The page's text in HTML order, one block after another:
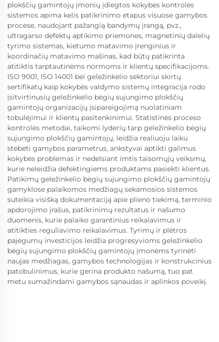
plokščių gamintojų įmonių įdiegtos kokybės kontrolės
sistemos apima kelis patikrinimo etapus visuose gamybos
procese, naudojant pažangią bandymų įrangą, pvz.,
ultragarso defektų aptikimo priemones, magnetinių dalelių
tyrimo sistemas, kietumo matavimo įrenginius ir
koordinačių matavimo mašinas, kad būtų patikrinta
atitiktis tarptautinėms normoms ir klientų specifikacijoms.
ISO 9001, ISO 14001 bei geležinkelio sektoriui skirtų
sertifikatų kaip kokybės valdymo sistemų integracija rodo
įsitvirtinusių geležinkelio bėgių sujungimo plokščių
gamintojų organizacijų įsipareigojimą nuolatiniam
tobulėjimui ir klientų pasitenkinimui. Statistinės proceso
kontrolės metodai, taikomi lyderių tarp geležinkelio bėgių
sujungimo plokščių gamintojų, leidžia realiuoju laiku
stebėti gamybos parametrus, ankstyvai aptikti galimus
kokybės problemas ir nedelsiant imtis taisomųjų veiksmų,
kurie neleidžia defektingiems produktams pasiekti klientus.
Patikimų geležinkelio bėgių sujungimo plokščių gamintojų
gamyklose palaikomos medžiagų sekamosios sistemos
suteikia visišką dokumentaciją apie plieno tiekimą, terminio
apdorojimo įrašus, patikrinimų rezultatus ir našumo
duomenis, kurie palaiko garantinius reikalavimus ir
atitikties reguliavimo reikalavimus. Tyrimų ir plėtros
pajėgumų investicijos leidžia progresyvioms geležinkelio
bėgių sujungimo plokščių gamintojų įmonėms tyrinėti
naujas medžiagas, gamybos technologijas ir konstrukcinius
patobulinimus, kurie gerina produkto našumą, tuo pat
metu sumažindami gamybos sąnaudas ir aplinkos poveikį.